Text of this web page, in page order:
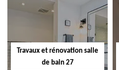
Travaux et rénovation salle
de bain 27